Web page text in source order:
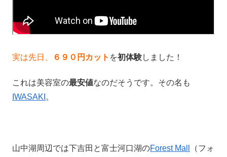
実は先日、 ６９０円カット を初体験しました！
これは美容室の最安値なのだそうです。その名も
IWASAKI 。
山中湖周辺では下吉田と富士河口湖のForest Mall
（フォ